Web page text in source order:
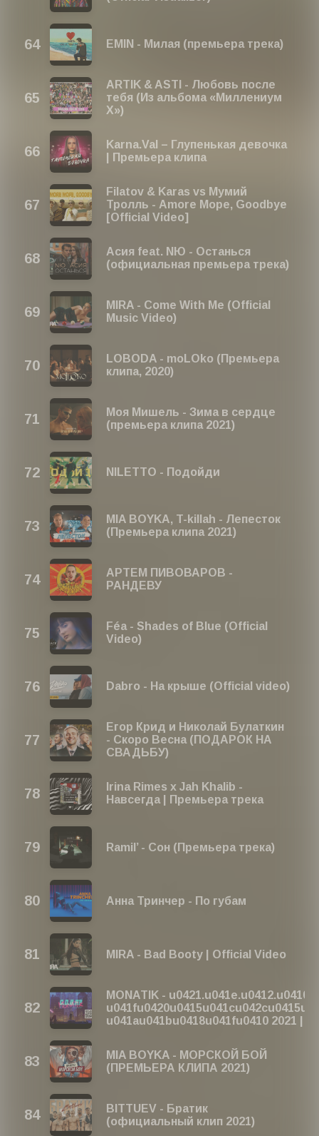
EMIN - Милая (премьера трека)
ARTIK & ASTI - Любовь после
тебя (Из альбома «Миллениум
Х»)
Karna.Val – Глупенькая девочка
| Премьера клипа
Filatov & Karas vs Мумий
Тролль - Amore Море, Goodbye
[Official Video]
Асия feat. NЮ - Останься
(официальная премьера трека)
MIRA - Come With Me (Official
Music Video)
LOBODA - moLOko (Премьера
клипа, 2020)
Моя Мишель - Зима в сердце
(премьера клипа 2021)
NILETTO - Подойди
MIA BOYKA, T-killah - Лепесток
(Премьера клипа 2021)
АРТЕМ ПИВОВАРОВ -
РАНДЕВУ
Féa - Shades of Blue (Official
Video)
Dabro - На крыше (Official video)
Егор Крид и Николай Булаткин
- Скоро Весна (ПОДАРОК НА
СВАДЬБУ)
Irina Rimes x Jah Khalib -
Навсегда | Премьера трека
Ramil’ - Сон (Премьера трека)
Анна Тринчер - По губам
MIRA - Bad Booty | Official Video
MONATIK - u0421.u041e.u0412.u0410?
u041au041bu0418u041fu0410 2021 |
MIA BOYKA - МОРСКОЙ БОЙ
(ПРЕМЬЕРА КЛИПА 2021)
BITTUEV - Братик
(официальный клип 2021)